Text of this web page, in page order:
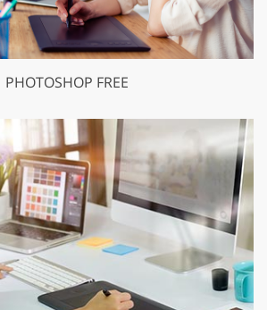
PHOTOSHOP FREE